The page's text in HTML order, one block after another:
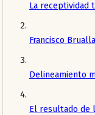
La receptividad
Francisco Brualla
Delineamiento
El resultado de